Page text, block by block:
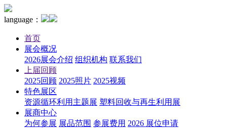
language：
首页
展会概况
2026展会介绍 组织机构 联系我们
上届回顾
2025回顾 2025照片 2025视频
特色展区
资源循环利用主题展 塑料回收与再生利用展
展商中心
为何参展 展品范围 参展费用 2026 展位申请